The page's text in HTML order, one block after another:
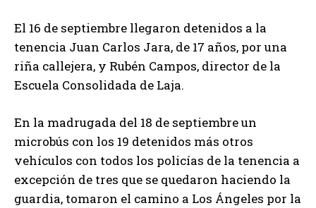
El 16 de septiembre llegaron detenidos a la
tenencia Juan Carlos Jara, de 17 años, por una
riña callejera, y Rubén Campos, director de la
Escuela Consolidada de Laja.
En la madrugada del 18 de septiembre un
microbús con los 19 detenidos más otros
vehículos con todos los policías de la tenencia a
excepción de tres que se quedaron haciendo la
guardia, tomaron el camino a Los Ángeles por la